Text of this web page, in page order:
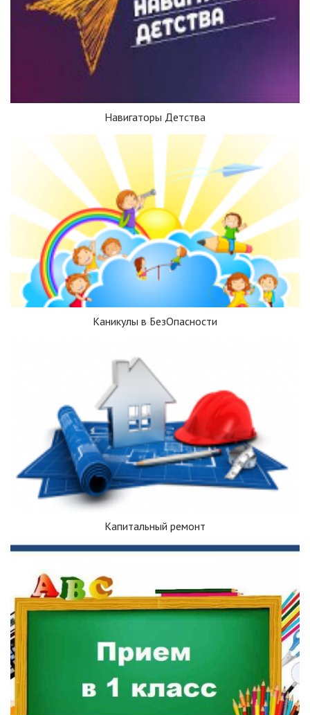
Навигаторы Детства
Каникулы в БезОпасности
Капитальный ремонт